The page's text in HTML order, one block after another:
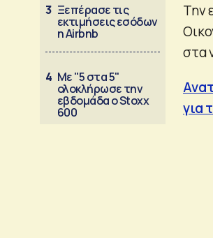
3 Ξεπέρασε τις
εκτιμήσεις εσόδων
η Airbnb
4 Με "5 στα 5"
ολοκλήρωσε την
εβδομάδα ο Stoxx
600
Την
στα
για